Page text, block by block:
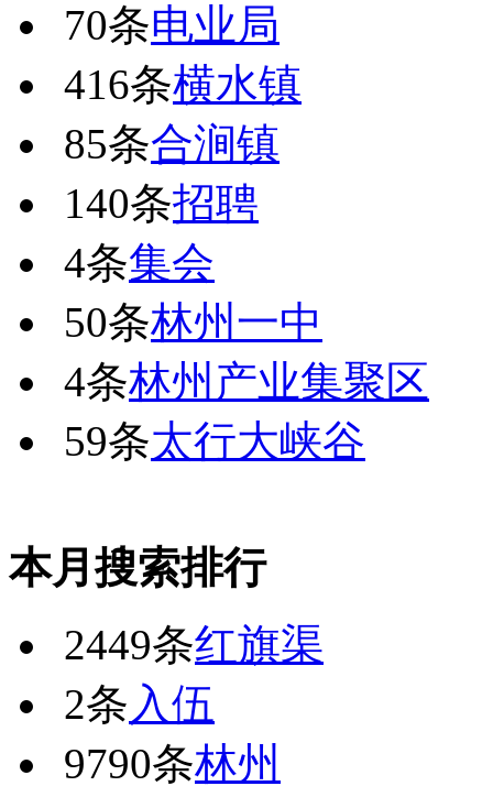
70条电业局
416条横水镇
85条合涧镇
140条招聘
4条集会
50条林州一中
4条林州产业集聚区
59条太行大峡谷
本月搜索排行
2449条红旗渠
2条入伍
9790条林州